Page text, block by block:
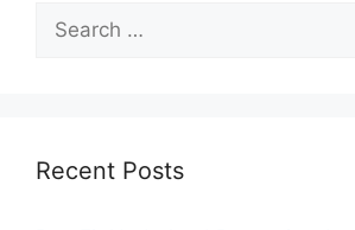
Search
for:
Recent Posts